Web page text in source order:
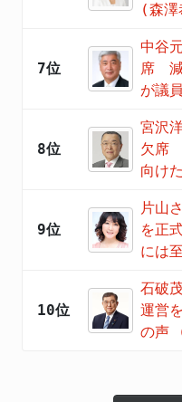
(森澤
7位
中谷
席 減
が議
8位
宮沢
欠席
向け
9位
片山
を正
には
10位
石破
運営
の声